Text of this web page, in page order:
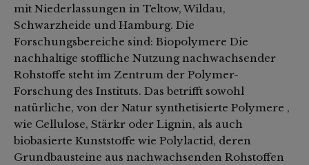
mit Niederlassungen in Teltow, Wildau,
Schwarzheide und Hamburg. Die
Forschungsbereiche sind: Biopolymere Die
nachhaltige stoffliche Nutzung nachwachsender
Rohstoffe steht im Zentrum der Polymer-
Forschung des Instituts. Das betrifft sowohl
natürliche, von der Natur synthetisierte Polymere ,
wie Cellulose, Stärkr oder Lignin, als auch
biobasierte Kunststoffe wie Polylactid, deren
Grundbausteine aus nachwachsenden Rohstoffen